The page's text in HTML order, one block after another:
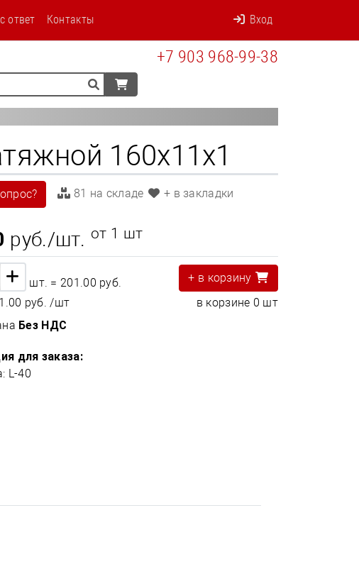
ответ Контакты Вход
+7 903 968-99-38
160х11х1
81 на складе + в закладки
руб./шт. от 1 шт
шт. = 201.00 руб.
+ в корзину
руб. /шт в корзине 0 шт
Без НДС
для заказа:
L-40